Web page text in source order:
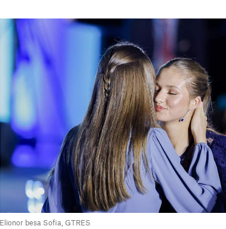
Elionor besa Sofia, GTRES